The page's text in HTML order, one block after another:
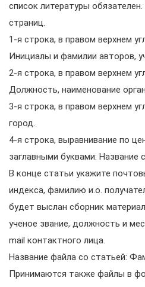
список литературы
страниц.
1-я строка, в правом верхнем
Инициалы и фамилии авторов,
2-я строка, в правом верхнем
Должность, наименование
3-я строка, в правом верхнем
город.
4-я строка, выравнивание по
заглавными буквами: Название
В конце статьи укажите
индекса, фамилию и.о.
будет выслан сборник
ученое звание, должность и
mail контактного лица.
Название файла со статьей:
Принимаются также файлы в